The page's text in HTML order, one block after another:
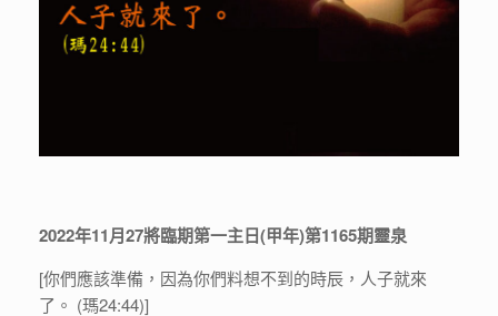
2022年11月27將臨期第一主日(甲年)第1165期靈泉
[你們應該準備，因為你們料想不到的時辰，人子就來
了。 (瑪24:44)]